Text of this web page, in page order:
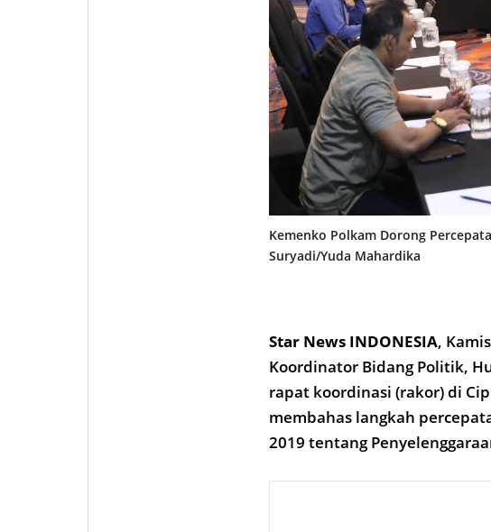
Kemenko Polkam Dorong
Suryadi/Yuda Mahardika
Star News INDONESIA,
Koordinator Bidang Politik,
rapat koordinasi (rakor) di
membahas langkah
2019 tentang